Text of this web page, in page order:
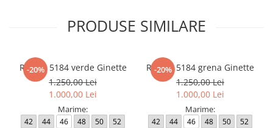
PRODUSE SIMILARE
-20%
Rochie 5184 verde Ginette
1.250,00 Lei
1.000,00 Lei
Marime:
42 44 46 48 50 52
-20%
Rochie 5184 grena Ginette
1.250,00 Lei
1.000,00 Lei
Marime:
42 44 46 48 50 52